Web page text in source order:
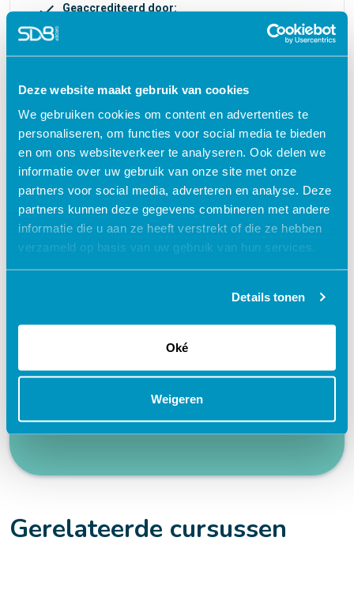
Deze website maakt gebruik van cookies
We gebruiken cookies om content en advertenties te
personaliseren, om functies voor social media te bieden
en om ons websiteverkeer te analyseren. Ook delen we
informatie over uw gebruik van onze site met onze
partners voor social media, adverteren en analyse. Deze
partners kunnen deze gegevens combineren met andere
informatie die u aan ze heeft verstrekt of die ze hebben
verzameld op basis van uw gebruik van hun services.
Details tonen
Oké
Weigeren
check Geaccrediteerd door:
turned_in_not
€ 27,50 shopping_cart
Waarom kiezen voor deze
e-learning?
Praktijkgericht – ontwikkeld samen met
Gerelateerde cursussen